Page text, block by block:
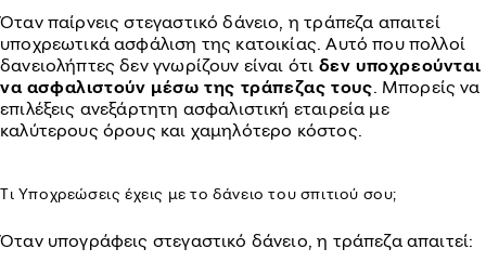
Όταν παίρνεις στεγαστικό δάνειο, η τράπεζα απαιτεί
υποχρεωτικά ασφάλιση της κατοικίας. Αυτό που πολλοί
δανειολήπτες δεν γνωρίζουν είναι ότι δεν υποχρεούνται
να ασφαλιστούν μέσω της τράπεζας τους. Μπορείς να
επιλέξεις ανεξάρτητη ασφαλιστική εταιρεία με
καλύτερους όρους και χαμηλότερο κόστος.
Τι Υποχρεώσεις έχεις με το δάνειο του σπιτιού σου;
Όταν υπογράφεις στεγαστικό δάνειο, η τράπεζα απαιτεί: